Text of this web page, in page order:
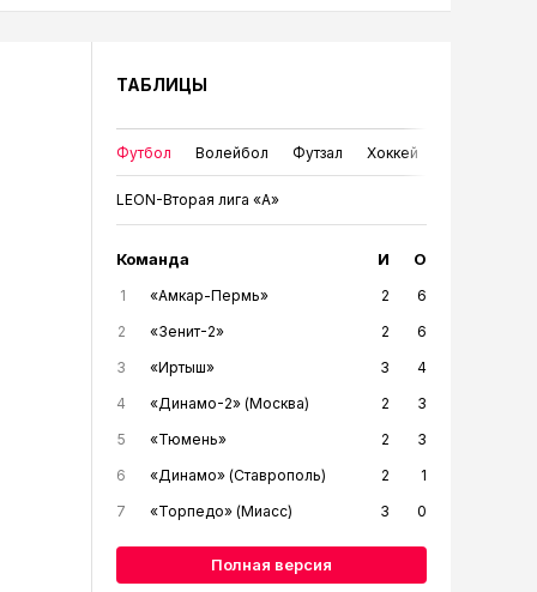
ТАБЛИЦЫ
Футбол Волейбол Футзал Хоккей
LEON-Вторая лига «А»
Команда И О
1 «Амкар-Пермь» 2
6
2
«Зенит-2» 2
6
3
«Иртыш» 3
4
4
«Динамо-2» (Москва) 2
3
5
«Тюмень» 2
3
6
«Динамо» (Ставрополь) 2
1
7
«Торпедо» (Миасс) 3 0
Полная версия